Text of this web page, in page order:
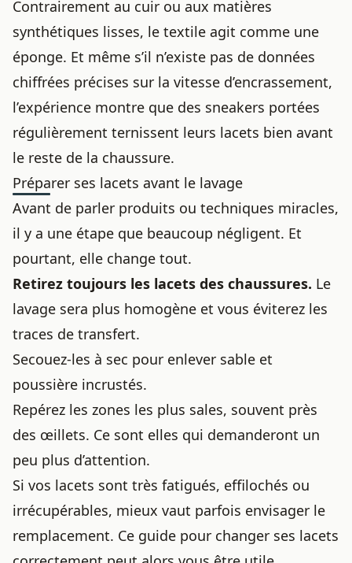
Contrairement au cuir ou aux matières
synthétiques lisses, le textile agit comme une
éponge. Et même s’il n’existe pas de données
chiffrées précises sur la vitesse d’encrassement,
l’expérience montre que des sneakers portées
régulièrement ternissent leurs lacets bien avant
le reste de la chaussure.
Préparer ses lacets avant le lavage
Avant de parler produits ou techniques miracles,
il y a une étape que beaucoup négligent. Et
pourtant, elle change tout.
Retirez toujours les lacets des chaussures. Le
lavage sera plus homogène et vous éviterez les
traces de transfert.
Secouez-les à sec pour enlever sable et
poussière incrustés.
Repérez les zones les plus sales, souvent près
des œillets. Ce sont elles qui demanderont un
peu plus d’attention.
Si vos lacets sont très fatigués, effilochés ou
irrécupérables, mieux vaut parfois envisager le
remplacement. Ce guide pour changer ses lacets